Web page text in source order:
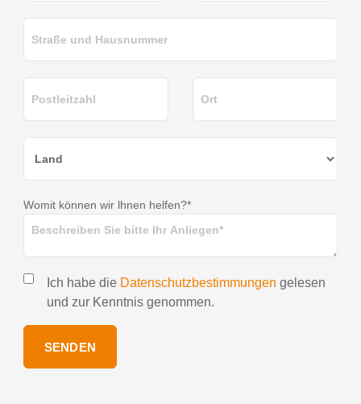
Womit können wir lhnen helfen?*
Ich habe die Datenschutzbestimmungen gelesen
und zur Kenntnis genommen.
SENDEN